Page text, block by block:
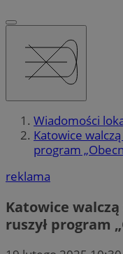
Wiadomości
Katowice
program
reklama
Katowice
ruszył program